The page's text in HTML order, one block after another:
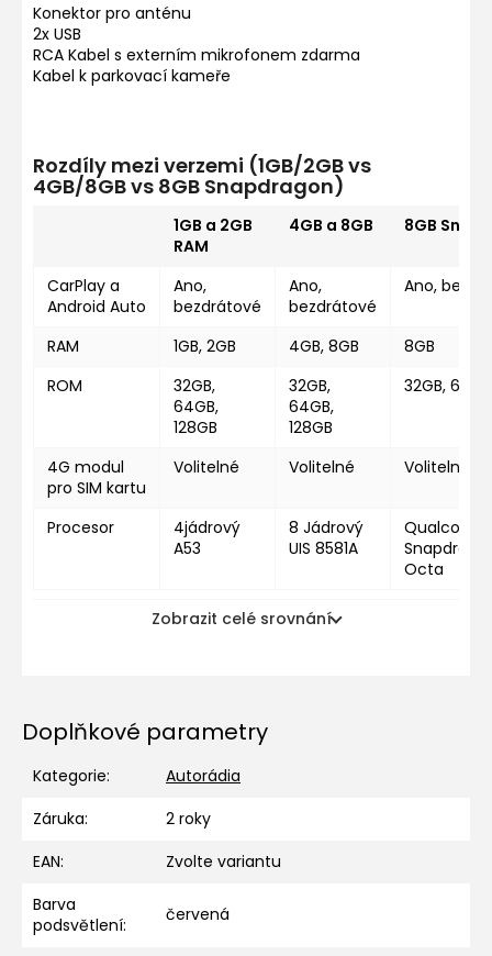
Konektor pro anténu
2x USB
RCA Kabel s externím mikrofonem zdarma
Kabel k parkovací kameře
Rozdíly mezi verzemi (1GB/2GB vs
4GB/8GB vs 8GB Snapdragon)
1GB a 2GB
RAM
4GB a 8GB 8GB
CarPlay a
Android Auto
Ano,
bezdrátové
Ano,
bezdrátové
Ano,
RAM 1GB, 2GB 4GB, 8GB
8GB
ROM
32GB,
64GB,
128GB
32GB,
64GB,
128GB
32GB,
4G modul
pro SIM kartu
Volitelné Volitelné Volitelné
Procesor
4jádrový
A53
8 Jádrový
UIS 8581A
Octa
Zobrazit celé srovnání
Doplňkové parametry
Kategorie:
Autorádia
Záruka:
2 roky
EAN:
Zvolte variantu
Barva
podsvětlení: červená